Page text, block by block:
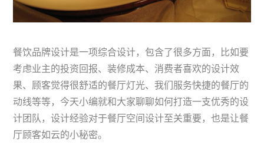
餐饮品牌设计是一项综合设计，包含了很多方面，比如要
考虑业主的投资回报、装修成本、消费者喜欢的设计效
果、顾客觉得很舒适的餐厅灯光、我们服务快捷的餐厅的
动线等等，今天小编就和大家聊聊如何打造一支优秀的设
计团队，设计经验对于餐厅空间设计至关重要，也是让餐
厅顾客如云的小秘密。